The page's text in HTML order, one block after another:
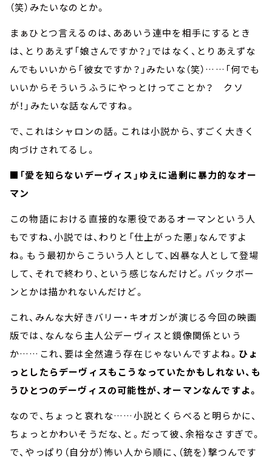
（笑）みたいなのとか。
まぁひとつ言えるのは、ああいう連中を相手にするとき
は、とりあえず「娘さんですか？」ではなく、とりあえずな
んでもいいから「彼女ですか？」みたいな（笑）……「何でも
いいからそういうふうにやっとけってことか？ クソ
が！」みたいな話なんですね。
で、これはシャロンの話。これは小説から、すごく大きく
肉づけされてるし。
■「愛を知らないデーヴィス」ゆえに過剰に暴力的なオー
マン
この物語における直接的な悪役であるオーマンという人
もですね、小説では、わりと「仕上がった悪」なんですよ
ね。もう最初からこういう人として、凶暴な人として登場
して、それで終わり、という感じなんだけど。バックボー
ンとかは描かれないんだけど。
これ、みんな大好きバリー・キオガンが演じる今回の映画
版では、なんなら主人公デーヴィスと鏡像関係という
か……これ、要は全然違う存在じゃないんですよね。 ひょ
っとしたらデーヴィスもこうなっていたかもしれない、も
うひとつのデーヴィスの可能性が、オーマンなんですよ。
なので、ちょっと哀れな……小説とくらべると明らかに、
ちょっとかわいそうだな、と。だって彼、余裕なさすぎで。
で、やっぱり（自分が）怖い人から順に、（銃を）撃つんです